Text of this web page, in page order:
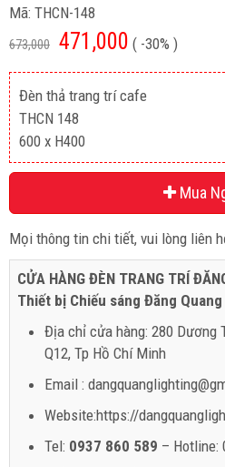
Mã: THCN-148
673,000 471,000 ( -30% )
Đèn thả trang trí cafe
THCN 148
600 x H400
Mua
Mọi thông tin chi tiết, vui lòng liên
CỬA HÀNG ĐÈN TRANG TRÍ
Thiết bị Chiếu sáng Đăng Quang
Địa chỉ cửa hàng: 280 Dương
Q12, Tp Hồ Chí Minh
Email :
Website:https://
Tel: 0937 860 589 – Hotline: